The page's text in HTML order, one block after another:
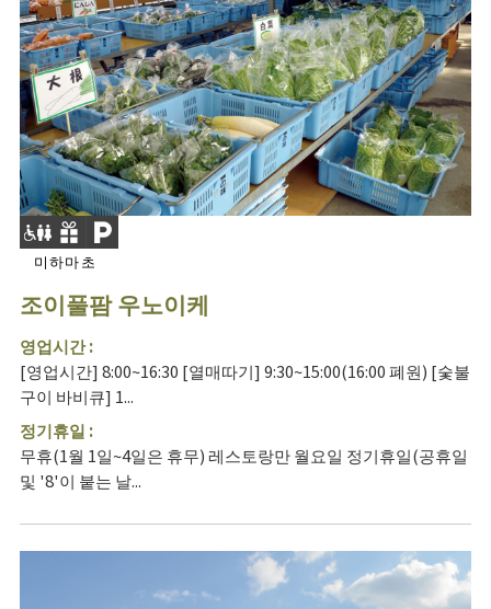
미하마초
조이풀팜 우노이케
영업시간 :
[영업시간] 8:00~16:30 [열매따기] 9:30~15:00(16:00 폐원) [숯불
구이 바비큐] 1...
정기휴일 :
무휴(1월 1일~4일은 휴무) 레스토랑만 월요일 정기휴일(공휴일
및 '8'이 붙는 날...